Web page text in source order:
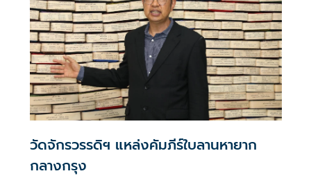
วัดจักรวรรดิฯ แหล่งคัมภีร์ใบลานหายาก
กลางกรุง